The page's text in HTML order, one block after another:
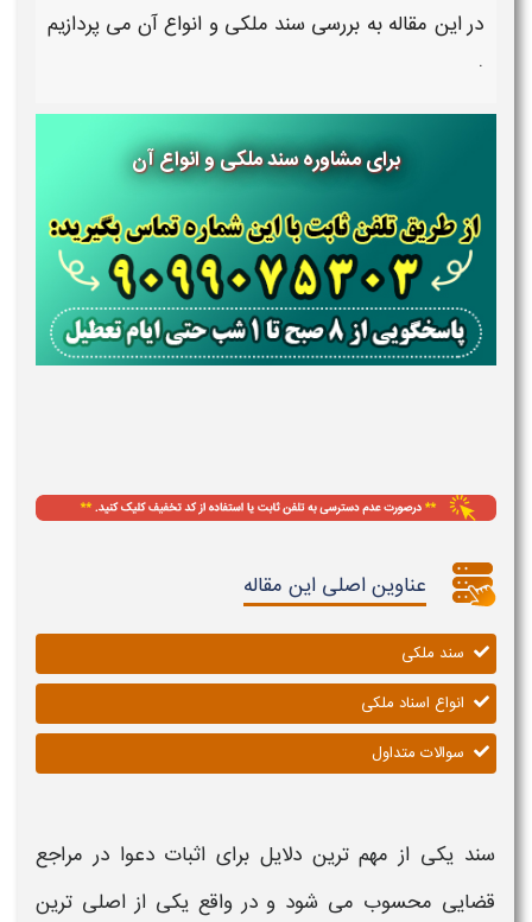
در این مقاله به بررسی سند ملکی و انواع آن می پردازیم
.
برای مشاوره سند ملکی و انواع آن
عناوین اصلی این مقاله
سند ملکی
انواع اسناد ملکی
سوالات متداول
سند یکی از مهم ترین دلایل برای اثبات دعوا در مراجع
قضایی محسوب می شود و در واقع یکی از اصلی ترین